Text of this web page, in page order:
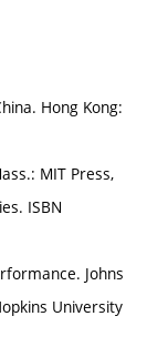
Hong Kong:
MIT Press,
ISBN
Johns
University